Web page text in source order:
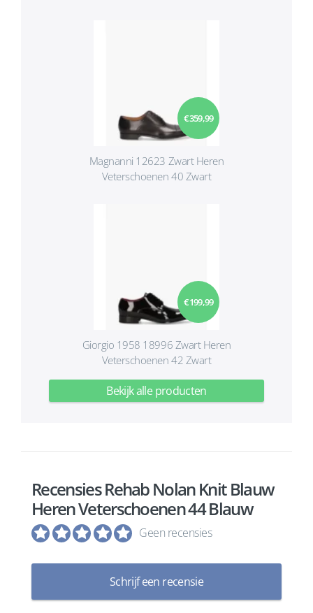
€ 359,99
Magnanni 12623 Zwart Heren
Veterschoenen 40 Zwart
€ 199,99
Giorgio 1958 18996 Zwart Heren
Veterschoenen 42 Zwart
Bekijk alle producten
Recensies Rehab Nolan Knit Blauw
Heren Veterschoenen 44 Blauw
Geen recensies
Schrijf een recensie